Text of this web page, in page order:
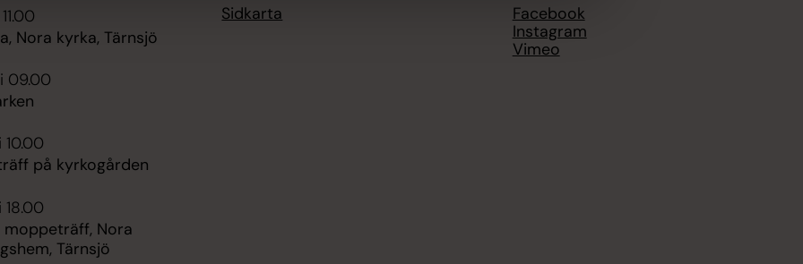
Nora kyrka, Tärnsjö
09.00
10.00
på kyrkogården
18.00
Nora
Tärnsjö
Sidkarta
Facebook
Instagram
Vimeo